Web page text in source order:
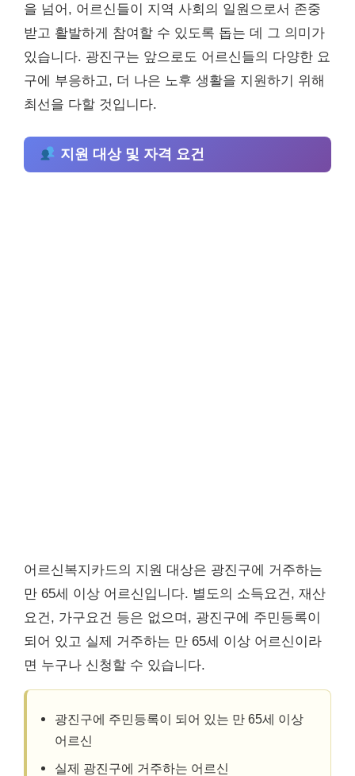
을 넘어, 어르신들이 지역 사회의 일원으로서 존중
받고 활발하게 참여할 수 있도록 돕는 데 그 의미가
있습니다. 광진구는 앞으로도 어르신들의 다양한 요
구에 부응하고, 더 나은 노후 생활을 지원하기 위해
최선을 다할 것입니다.
지원 대상 및 자격 요건
어르신복지카드의 지원 대상은 광진구에 거주하는
만 65세 이상 어르신입니다. 별도의 소득요건, 재산
요건, 가구요건 등은 없으며, 광진구에 주민등록이
되어 있고 실제 거주하는 만 65세 이상 어르신이라
면 누구나 신청할 수 있습니다.
광진구에 주민등록이 되어 있는 만 65세 이상
어르신
실제 광진구에 거주하는 어르신